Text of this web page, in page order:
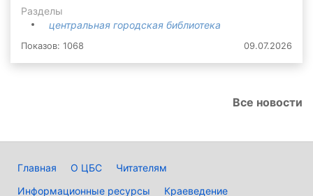
Разделы
центральная городская библиотека
Показов: 1068 09.07.2026
Все новости
Главная О ЦБС
Читателям
Информационные ресурсы
Краеведение